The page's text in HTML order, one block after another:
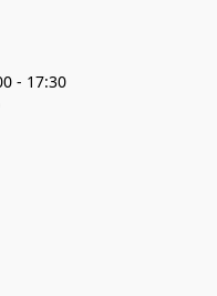
- 17:30